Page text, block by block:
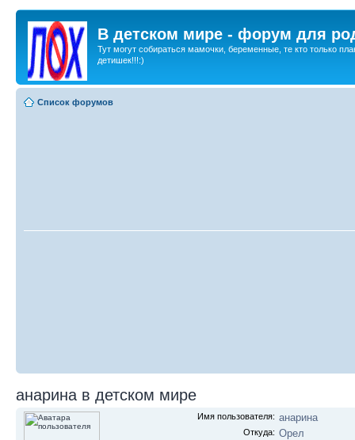
В детском мире - форум для
Тут могут собираться мамочки, беременные, те кто только
детишек!!!:)
Список форумов
анарина в детском мире
Имя пользователя: анарина
Откуда: Орел